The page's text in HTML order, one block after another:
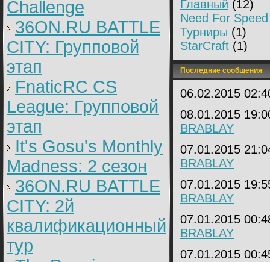
Challenge
36ON.RU BATTLE
CITY: Групповой
этап
FnaticRC CS
League: Групповой
этап
It's Gosu's Monthly
Madness: 2 сезон
36ON.RU BATTLE
CITY: 2й
квалификационный
тур
Главный (12)
Need For Speed
Турниры (1)
StarCraft (1)
Последние сообщения
06.02.2015
08.01.2015
BRABLAY
07.01.2015
BRABLAY
07.01.2015
BRABLAY
07.01.2015
BRABLAY
07.01.2015